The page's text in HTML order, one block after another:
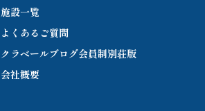
施設一覧
よくあるご質問
クラベールブログ会員制別荘版
会社概要